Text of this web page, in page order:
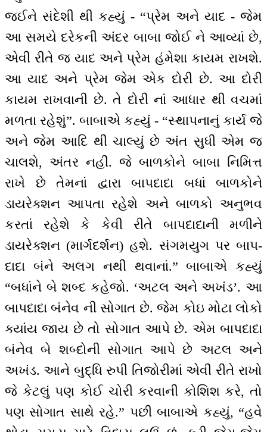
જઈને સંદેશી થી કહ્યું - “પ્રેમ અને યાદ - જેમ
આ સમયે દરેકની અંદર બાબા જોઈ ને આવ્યાં છે,
એવી રીતે જ યાદ અને પ્રેમ હંમેશા કાયમ રાખશે.
આ યાદ અને પ્રેમ જેમ એક દોરી છે. આ દોરી
કાયમ રાખવાની છે. તે દોરી નાં આધાર થી વચમાં
મળતા રહેશું”. બાબાએ કહ્યું - “સ્થાપનાનું કાર્ય જે
અને જેમ આદિ થી ચાલ્યું છે અંત સુધી એમ જ
ચાલશે, અંતર નહીં. જે બાળકોને બાબા નિમિત્ત
રાખે છે તેમનાં દ્વારા બાપદાદા બધાં બાળકોને
ડાયરેક્શન આપતા રહેશે અને બાળકો અનુભવ
કરતાં રહેશે કે કેવી રીતે બાપદાદાની મળીને
ડાયરેક્શન (માર્ગદર્શન) હશે. સંગમયુગ પર બાપ-
દાદા બંને અલગ નથી થવાનાં.” બાબાએ કહ્યું
“બધાંને બે શબ્દ કહેજો. ‘અટલ અને અખંડ’. આ
બાપદાદા બંનેવ ની સોગાત છે. જેમ કોઇ મોટા લોકો
ક્યાંય જાય છે તો સોગાત આપે છે. એમ બાપદાદા
બંનેવ બે શબ્દોની સોગાત આપે છે અટલ અને
અખંડ. આને બુદ્ધિ રુપી તિજોરીમાં એવી રીતે રાખો
જે કેટલું પણ કોઈ ચોરી કરવાની કોશિશ કરે, તો
પણ સોગાત સાથે રહે.” પછી બાબાએ કહ્યું, “હવે